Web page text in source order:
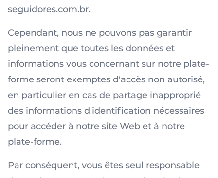
seguidores.com.br.
Cependant, nous ne pouvons pas garantir
pleinement que toutes les données et
informations vous concernant sur notre plate-
forme seront exemptes d'accès non autorisé,
en particulier en cas de partage inapproprié
des informations d'identification nécessaires
pour accéder à notre site Web et à notre
plate-forme.
Par conséquent, vous êtes seul responsable